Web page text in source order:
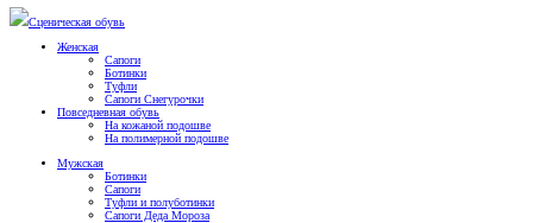
Сценическая обувь
Женская
Сапоги
Ботинки
Туфли
Сапоги Снегурочки
Повседневная обувь
На кожаной подошве
На полимерной подошве
Мужская
Ботинки
Сапоги
Туфли и полуботинки
Сапоги Деда Мороза